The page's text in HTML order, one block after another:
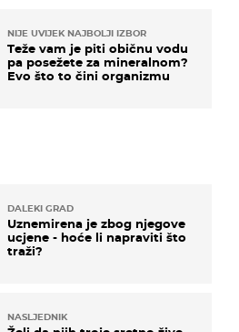
DALEKI GRAD
Uznemirena je zbog njegove
ucjene - hoće li napraviti što
traži?
NASLJEDNIK
NIJE UVIJEK NAJBOLJI IZBOR
Teže vam je piti običnu vodu
pa posežete za mineralnom?
Evo što to čini organizmu